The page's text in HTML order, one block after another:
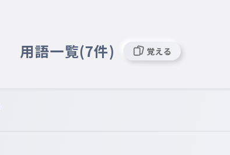
用語一覧(7件) 覚える